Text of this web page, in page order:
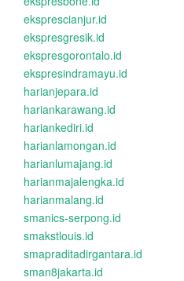
eksprescianjur.id
ekspresgresik.id
ekspresgorontalo.id
ekspresindramayu.id
harianjepara.id
hariankarawang.id
hariankediri.id
harianlamongan.id
harianlumajang.id
harianmajalengka.id
harianmalang.id
smanics-serpong.id
smakstlouis.id
smapraditadirgantara.id
sman8jakarta.id